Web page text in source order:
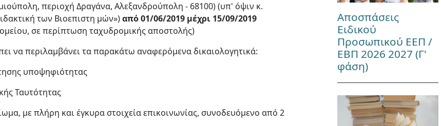
περιοχή Δραγάνα, Αλεξανδρούπολη - 68100) (υπ' όψιν κ.
των Βιοεπιστη μών»)από 01/06/2019 μέχρι 15/09/2019
σε περίπτωση ταχυδρομικής αποστολής)
να περιλαμβάνει τα παρακάτω αναφερόμενα δικαιολογητικά:
υποψηφιότητας
Ταυτότητας
με πλήρη και έγκυρα στοιχεία επικοινωνίας, συνοδευόμενο από 2
Αποσπάσεις
Ειδικού
Προσωπικού ΕΕΠ /
ΕΒΠ 2026 2027 (Γ'
φάση)